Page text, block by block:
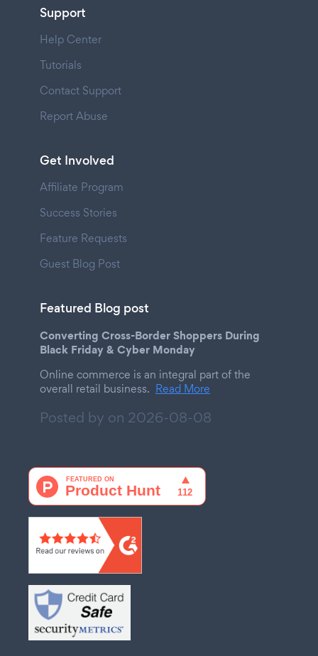
Support
Help Center
Tutorials
Contact Support
Report Abuse
Get Involved
Affiliate Program
Success Stories
Feature Requests
Guest Blog Post
Featured Blog post
Converting Cross-Border Shoppers During
Black Friday & Cyber Monday
Online commerce is an integral part of the
overall retail business. Read More
Posted by on 2026-08-08